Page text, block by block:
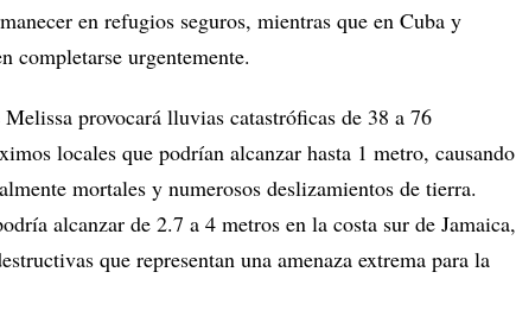
en refugios seguros, mientras que en Cuba y
completarse urgentemente.
provocará lluvias catastróficas de 38 a 76
locales que podrían alcanzar hasta 1 metro, causando
mortales y numerosos deslizamientos de tierra.
alcanzar de 2.7 a 4 metros en la costa sur de Jamaica,
que representan una amenaza extrema para la